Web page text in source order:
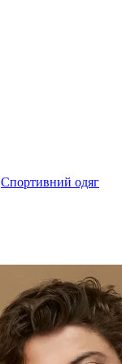
Спортивний одяг